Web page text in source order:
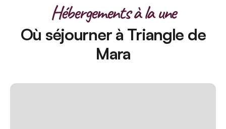
Hébergements à la une
Où séjourner à Triangle de
Mara